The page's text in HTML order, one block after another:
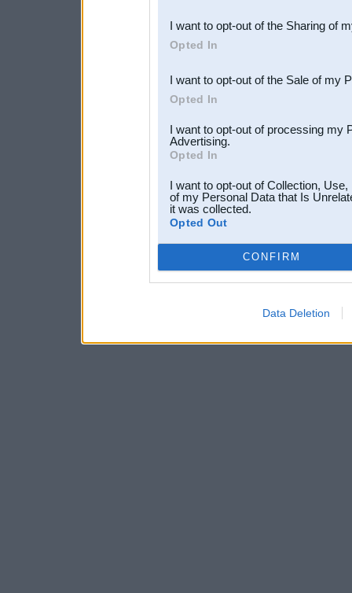
Downstream Participants
third parties.
I want to opt-out of the Sharing of
Opted In
I want to opt-out of the Sale of my
Opted In
I want to opt-out of processing my
Advertising.
Opted In
I want to opt-out of Collection,
of my Personal Data that Is
it was collected.
Opted Out
CONFIRM
Data Deletion